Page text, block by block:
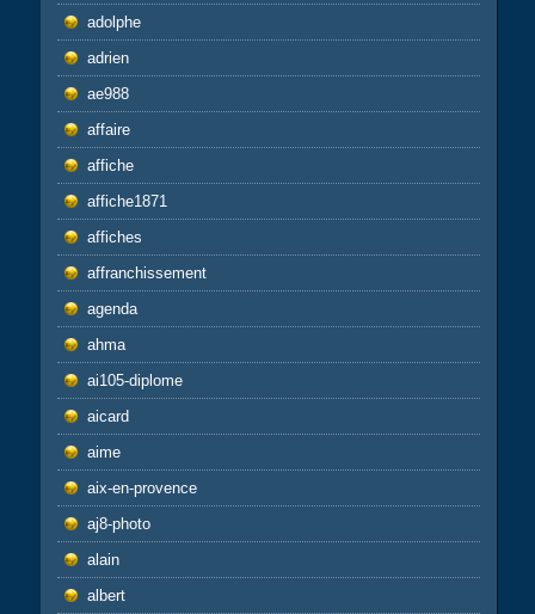
adolphe
adrien
ae988
affaire
affiche
affiche1871
affiches
affranchissement
agenda
ahma
ai105-diplome
aicard
aime
aix-en-provence
aj8-photo
alain
albert